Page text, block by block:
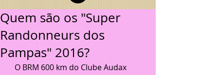
Quem são os "Super
Randonneurs dos
Pampas" 2016?